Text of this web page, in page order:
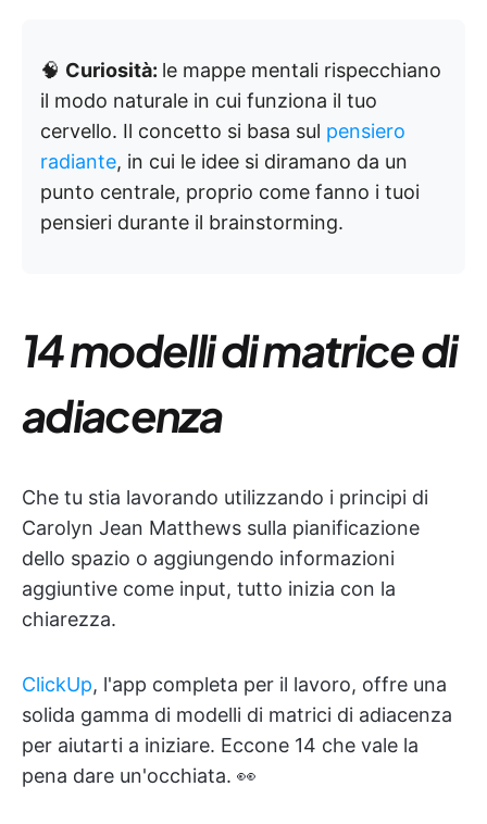
🧠 Curiosità: le mappe mentali rispecchiano
il modo naturale in cui funziona il tuo
cervello. Il concetto si basa sul pensiero
radiante, in cui le idee si diramano da un
punto centrale, proprio come fanno i tuoi
pensieri durante il brainstorming.
14 modelli di matrice di
adiacenza
Che tu stia lavorando utilizzando i principi di
Carolyn Jean Matthews sulla pianificazione
dello spazio o aggiungendo informazioni
aggiuntive come input, tutto inizia con la
chiarezza.
ClickUp, l'app completa per il lavoro, offre una
solida gamma di modelli di matrici di adiacenza
per aiutarti a iniziare. Eccone 14 che vale la
pena dare un'occhiata. 👀